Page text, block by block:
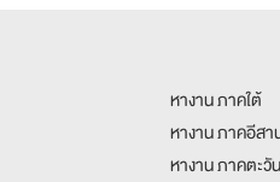
หางาน ภาคใต้
หางาน ภาคอีสา
หางาน ภาคตะวั